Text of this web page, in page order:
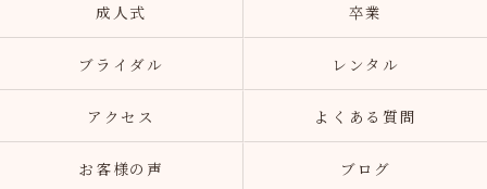
成人式 卒業
ブライダル レンタル
アクセス よくある質問
お客様の声 ブログ